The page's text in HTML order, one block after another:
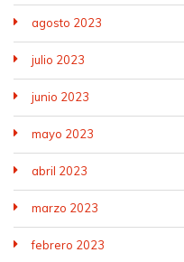
agosto 2023
julio 2023
junio 2023
mayo 2023
abril 2023
marzo 2023
febrero 2023